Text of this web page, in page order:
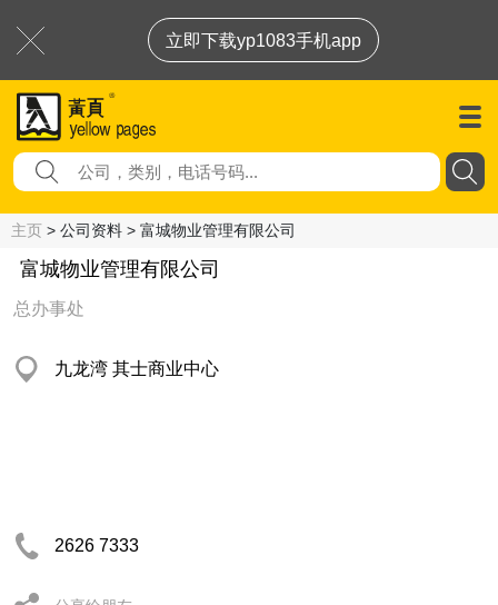
立即下载yp1083手机app
主页 > 公司资料 > 富城物业管理有限公司
富城物业管理有限公司
总办事处
九龙湾 其士商业中心
2626 7333